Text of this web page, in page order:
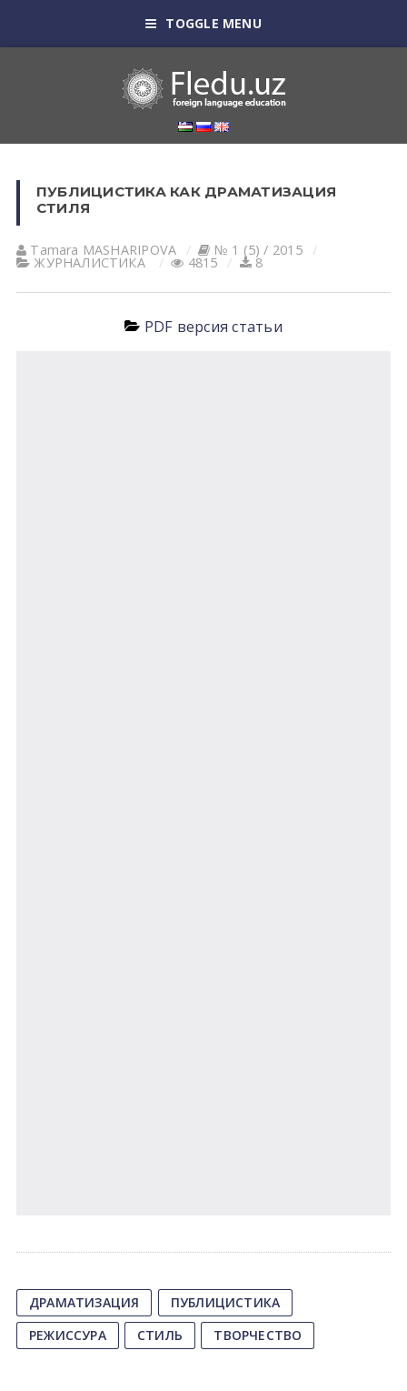
TOGGLE MENU
ПУБЛИЦИСТИКА КАК ДРАМАТИЗАЦИЯ
СТИЛЯ
Tamara MАSHАRIPOVА № 1 (5) / 2015
ЖУРНАЛИСТИКА 4815 8
PDF версия статьи
ДРАМАТИЗАЦИЯ
ПУБЛИЦИСТИКА
РЕЖИССУРА
СТИЛЬ ТВОРЧЕСТВО